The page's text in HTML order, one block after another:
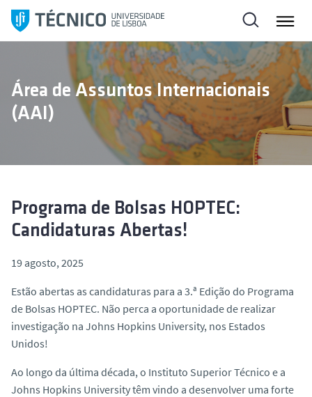
l
a
Área de Assuntos Internacionais
(AAI)
Programa de Bolsas HOPTEC:
Candidaturas Abertas!
19 agosto, 2025
Estão abertas as candidaturas para a 3.ª Edição do Programa
de Bolsas HOPTEC. Não perca a oportunidade de realizar
investigação na Johns Hopkins University, nos Estados
Unidos!
Ao longo da última década, o Instituto Superior Técnico e a
Johns Hopkins University têm vindo a desenvolver uma forte